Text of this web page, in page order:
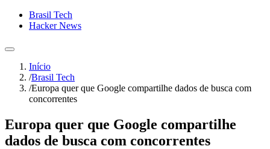
Brasil Tech
Hacker News
Início
/Brasil Tech
/Europa quer que Google compartilhe dados de busca com
concorrentes
Europa quer que Google compartilhe
dados de busca com concorrentes